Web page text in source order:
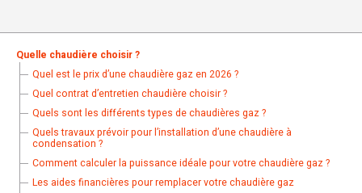
Quelle chaudière choisir ?
Quel est le prix d’une chaudière gaz en 2026 ?
Quel contrat d’entretien chaudière choisir ?
Quels sont les différents types de chaudières gaz ?
Quels travaux prévoir pour l’installation d’une chaudière à
condensation ?
Comment calculer la puissance idéale pour votre chaudière gaz ?
Les aides financières pour remplacer votre chaudière gaz